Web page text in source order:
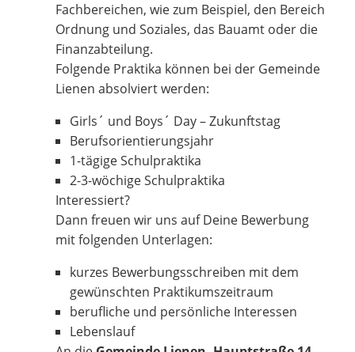
Fachbereichen, wie zum Beispiel, den Bereich
Ordnung und Soziales, das Bauamt oder die
Finanzabteilung.
Folgende Praktika können bei der Gemeinde
Lienen absolviert werden:
Girls´ und Boys´ Day – Zukunftstag
Berufsorientierungsjahr
1-tägige Schulpraktika
2-3-wöchige Schulpraktika
Interessiert?
Dann freuen wir uns auf Deine Bewerbung
mit folgenden Unterlagen:
kurzes Bewerbungsschreiben mit dem
gewünschten Praktikumszeitraum
berufliche und persönliche Interessen
Lebenslauf